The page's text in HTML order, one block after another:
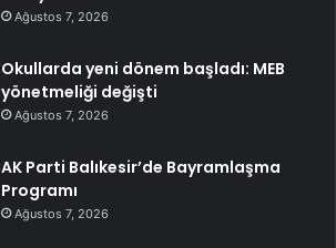
Ağustos 7, 2026
Okullarda yeni dönem başladı: MEB
yönetmeliği değişti
Ağustos 7, 2026
AK Parti Balıkesir’de Bayramlaşma
Programı
Ağustos 7, 2026